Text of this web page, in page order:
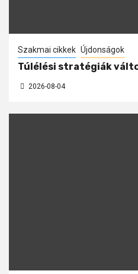
Szakmai cikkek Újdonságok
Túlélési stratégiák
2026-08-04